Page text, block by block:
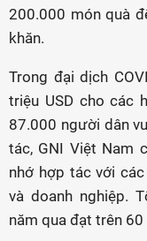
200.000 món quà
khăn.
Trong đại dịch
triệu USD cho các
87.000 người dân
tác, GNI Việt Nam
nhớ hợp tác với
và doanh nghiệp.
năm qua đạt trên 60